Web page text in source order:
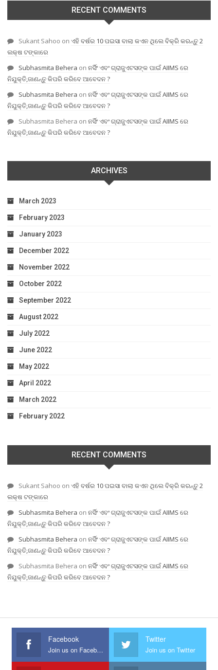
RECENT COMMENTS
Sukant Sahoo on ଏହି ବର୍ଷର 10 ପଇସା ବାଲା କଏନ ଥିଲେ ବିକ୍ରି କରନ୍ତୁ 2
ଲକ୍ଷ ଟଙ୍କାରେ
Subhasmita Behera on ନର୍ସିଂ ଏବଂ ଗ୍ରାଜୁଏଟସଙ୍କ ପାଇଁ AIIMS ରେ
ନିଯୁକ୍ତି,ଜାଣନ୍ତୁ କିପରି କରିବେ ଆବେଦନ ?
Subhasmita Behera on ନର୍ସିଂ ଏବଂ ଗ୍ରାଜୁଏଟସଙ୍କ ପାଇଁ AIIMS ରେ
ନିଯୁକ୍ତି,ଜାଣନ୍ତୁ କିପରି କରିବେ ଆବେଦନ ?
Subhasmita Behera on ନର୍ସିଂ ଏବଂ ଗ୍ରାଜୁଏଟସଙ୍କ ପାଇଁ AIIMS ରେ
ନିଯୁକ୍ତି,ଜାଣନ୍ତୁ କିପରି କରିବେ ଆବେଦନ ?
ARCHIVES
March 2023
February 2023
January 2023
December 2022
November 2022
October 2022
September 2022
August 2022
July 2022
June 2022
May 2022
April 2022
March 2022
February 2022
RECENT COMMENTS
Sukant Sahoo on ଏହି ବର୍ଷର 10 ପଇସା ବାଲା କଏନ ଥିଲେ ବିକ୍ରି କରନ୍ତୁ 2
ଲକ୍ଷ ଟଙ୍କାରେ
Subhasmita Behera on ନର୍ସିଂ ଏବଂ ଗ୍ରାଜୁଏଟସଙ୍କ ପାଇଁ AIIMS ରେ
ନିଯୁକ୍ତି,ଜାଣନ୍ତୁ କିପରି କରିବେ ଆବେଦନ ?
Subhasmita Behera on ନର୍ସିଂ ଏବଂ ଗ୍ରାଜୁଏଟସଙ୍କ ପାଇଁ AIIMS ରେ
ନିଯୁକ୍ତି,ଜାଣନ୍ତୁ କିପରି କରିବେ ଆବେଦନ ?
Subhasmita Behera on ନର୍ସିଂ ଏବଂ ଗ୍ରାଜୁଏଟସଙ୍କ ପାଇଁ AIIMS ରେ
ନିଯୁକ୍ତି,ଜାଣନ୍ତୁ କିପରି କରିବେ ଆବେଦନ ?
Facebook
Join us on Facebook
Twitter
Join us on Twitter